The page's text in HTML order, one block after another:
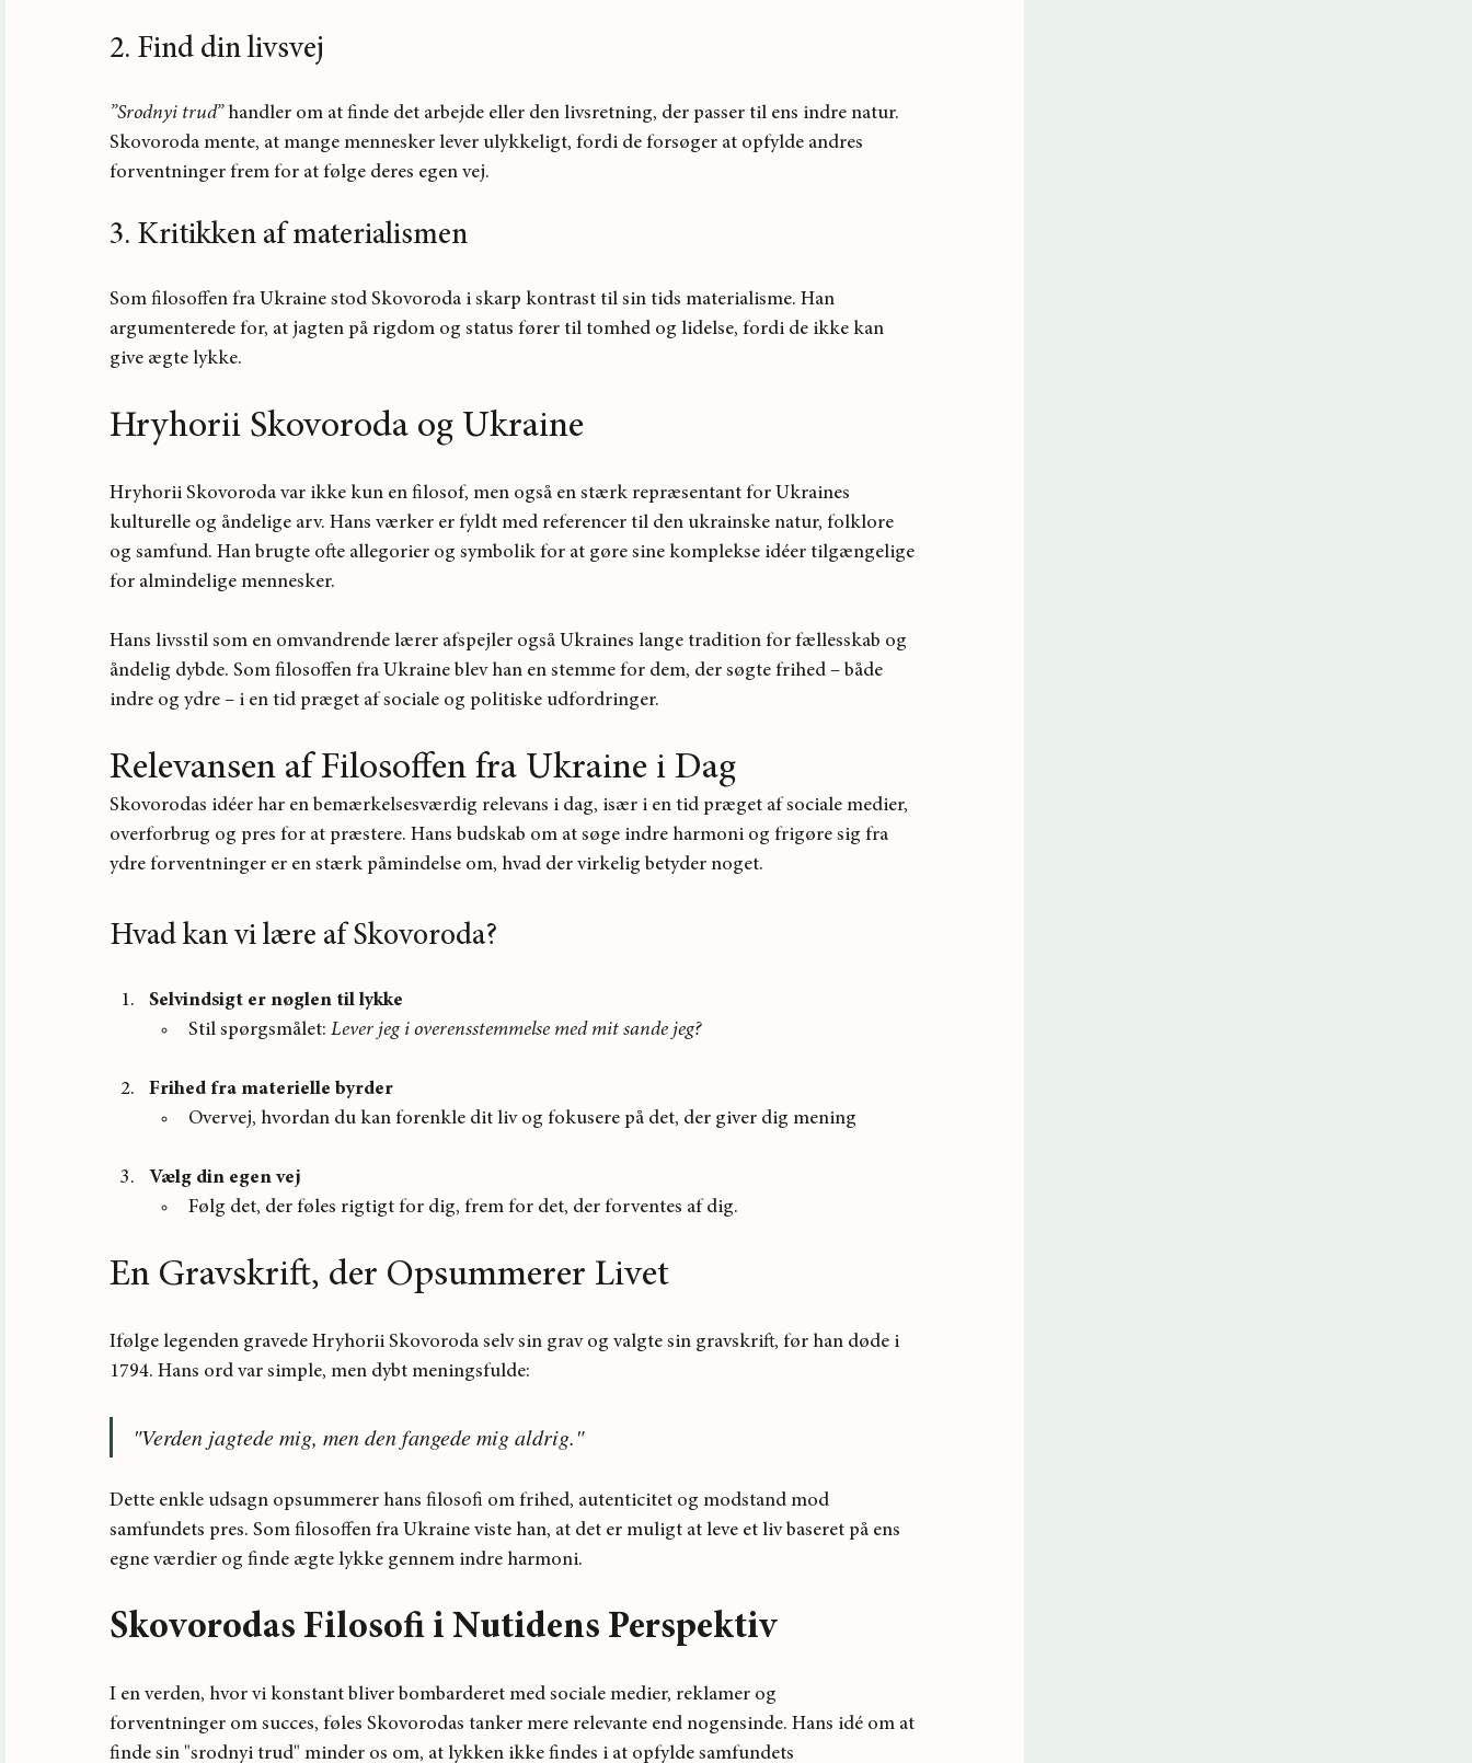
2. Find din livsvej
”Srodnyi trud” handler om at finde det arbejde eller den livsretning, der passer til ens indre natur.
Skovoroda mente, at mange mennesker lever ulykkeligt, fordi de forsøger at opfylde andres
forventninger frem for at følge deres egen vej.
3. Kritikken af materialismen
Som filosoffen fra Ukraine stod Skovoroda i skarp kontrast til sin tids materialisme. Han
argumenterede for, at jagten på rigdom og status fører til tomhed og lidelse, fordi de ikke kan
give ægte lykke.
Hryhorii Skovoroda og Ukraine
Hryhorii Skovoroda var ikke kun en filosof, men også en stærk repræsentant for Ukraines
kulturelle og åndelige arv. Hans værker er fyldt med referencer til den ukrainske natur, folklore
og samfund. Han brugte ofte allegorier og symbolik for at gøre sine komplekse idéer tilgængelige
for almindelige mennesker.
Hans livsstil som en omvandrende lærer afspejler også Ukraines lange tradition for fællesskab og
åndelig dybde. Som filosoffen fra Ukraine blev han en stemme for dem, der søgte frihed – både
indre og ydre – i en tid præget af sociale og politiske udfordringer.
Relevansen af Filosoffen fra Ukraine i Dag
Skovorodas idéer har en bemærkelsesværdig relevans i dag, især i en tid præget af sociale medier,
overforbrug og pres for at præstere. Hans budskab om at søge indre harmoni og frigøre sig fra
ydre forventninger er en stærk påmindelse om, hvad der virkelig betyder noget.
Hvad kan vi lære af Skovoroda?
Selvindsigt er nøglen til lykke
Stil spørgsmålet: Lever jeg i overensstemmelse med mit sande jeg?
Frihed fra materielle byrder
Overvej, hvordan du kan forenkle dit liv og fokusere på det, der giver dig mening
Vælg din egen vej
Følg det, der føles rigtigt for dig, frem for det, der forventes af dig.
En Gravskrift, der Opsummerer Livet
Ifølge legenden gravede Hryhorii Skovoroda selv sin grav og valgte sin gravskrift, før han døde i
1794. Hans ord var simple, men dybt meningsfulde:
"Verden jagtede mig, men den fangede mig aldrig."
Dette enkle udsagn opsummerer hans filosofi om frihed, autenticitet og modstand mod
samfundets pres. Som filosoffen fra Ukraine viste han, at det er muligt at leve et liv baseret på ens
egne værdier og finde ægte lykke gennem indre harmoni.
Skovorodas Filosofi i Nutidens Perspektiv
I en verden, hvor vi konstant bliver bombarderet med sociale medier, reklamer og
forventninger om succes, føles Skovorodas tanker mere relevante end nogensinde. Hans idé om at
finde sin "srodnyi trud" minder os om, at lykken ikke findes i at opfylde samfundets